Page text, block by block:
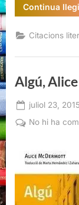
Continua
Citacions
Algú,
Posted
on
juliol 23, 2015
No hi ha